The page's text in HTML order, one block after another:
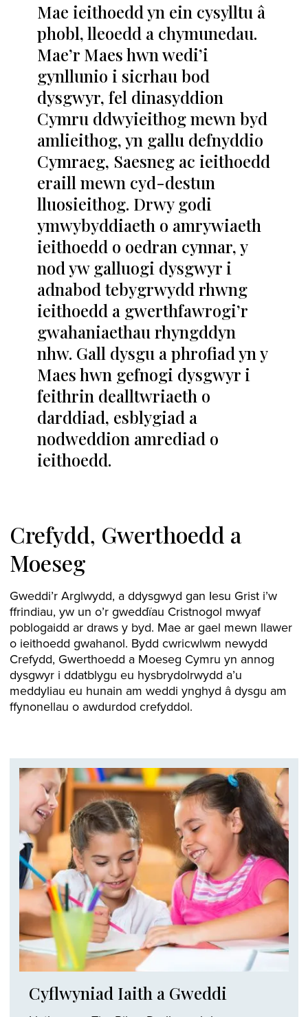
Mae ieithoedd yn ein cysylltu â
phobl, lleoedd a chymunedau.
Mae’r Maes hwn wedi’i
gynllunio i sicrhau bod
dysgwyr, fel dinasyddion
Cymru ddwyieithog mewn byd
amlieithog, yn gallu defnyddio
Cymraeg, Saesneg ac ieithoedd
eraill mewn cyd-destun
lluosieithog. Drwy godi
ymwybyddiaeth o amrywiaeth
ieithoedd o oedran cynnar, y
nod yw galluogi dysgwyr i
adnabod tebygrwydd rhwng
ieithoedd a gwerthfawrogi’r
gwahaniaethau rhyngddyn
nhw. Gall dysgu a phrofiad yn y
Maes hwn gefnogi dysgwyr i
feithrin dealltwriaeth o
darddiad, esblygiad a
nodweddion amrediad o
ieithoedd.
Crefydd, Gwerthoedd a
Moeseg
Gweddi’r Arglwydd, a ddysgwyd gan Iesu Grist i’w
ffrindiau, yw un o’r gweddïau Cristnogol mwyaf
poblogaidd ar draws y byd. Mae ar gael mewn llawer
o ieithoedd gwahanol. Bydd cwricwlwm newydd
Crefydd, Gwerthoedd a Moeseg Cymru yn annog
dysgwyr i ddatblygu eu hysbrydolrwydd a’u
meddyliau eu hunain am weddi ynghyd â dysgu am
ffynonellau o awdurdod crefyddol.
Cyflwyniad Iaith a Gweddi